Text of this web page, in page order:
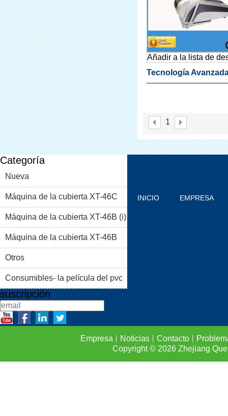
Añadir a la lista de
Tecnología
1
Categoría
Nueva
Máquina de la cubierta XT-46C
Máquina de la cubierta XT-46B (i)
Máquina de la cubierta XT-46B
(II)
Otros
Consumibles- la película del pvc
suscripción
INICIO EMPRESA
Empresa Noticias Contacto
Copyright © 2026Zhejiang